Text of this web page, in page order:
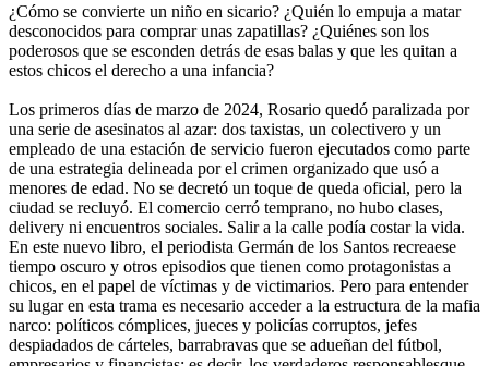
¿Cómo se convierte un niño en sicario? ¿Quién lo empuja a matar
desconocidos para comprar unas zapatillas? ¿Quiénes son los
poderosos que se esconden detrás de esas balas y que les quitan a
estos chicos el derecho a una infancia?
Los primeros días de marzo de 2024, Rosario quedó paralizada por
una serie de asesinatos al azar: dos taxistas, un colectivero y un
empleado de una estación de servicio fueron ejecutados como parte
de una estrategia delineada por el crimen organizado que usó a
menores de edad. No se decretó un toque de queda oficial, pero la
ciudad se recluyó. El comercio cerró temprano, no hubo clases,
delivery ni encuentros sociales. Salir a la calle podía costar la vida.
En este nuevo libro, el periodista Germán de los Santos recreaese
tiempo oscuro y otros episodios que tienen como protagonistas a
chicos, en el papel de víctimas y de victimarios. Pero para entender
su lugar en esta trama es necesario acceder a la estructura de la mafia
narco: políticos cómplices, jueces y policías corruptos, jefes
despiadados de cárteles, barrabravas que se adueñan del fútbol,